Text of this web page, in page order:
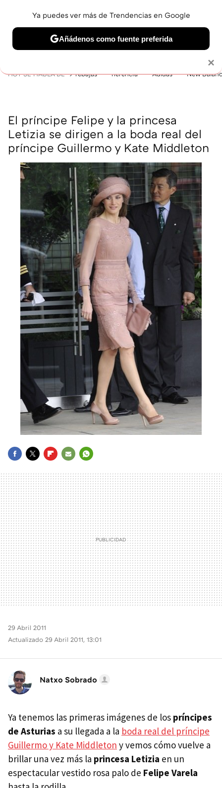
BELLEZA SHOPPING VIAJES GASTRO SNEAKERS
HOY SE HABLA DE rebajas herencia Adidas New
El príncipe Felipe y la princesa
Letizia se dirigen a la boda real del
príncipe Guillermo y Kate Middleton
MAIL
29 Abril 2011
Actualizado 29 Abril 2011, 13:01
Natxo Sobrado
Ya tenemos las primeras imágenes de los príncipes
de Asturias a su llegada a la boda real del príncipe
Guillermo y Kate Middleton y vemos cómo vuelve a
brillar una vez más la princesa Letizia en un
espectacular vestido rosa palo de Felipe Varela
×
Ya puedes ver más de Trendencias en Google
Añádenos como fuente preferida